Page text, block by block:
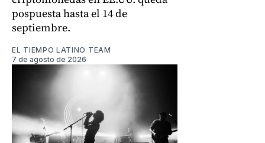
pospuesta hasta el 14 de
septiembre.
EL TIEMPO LATINO TEAM
7 de agosto de 2026